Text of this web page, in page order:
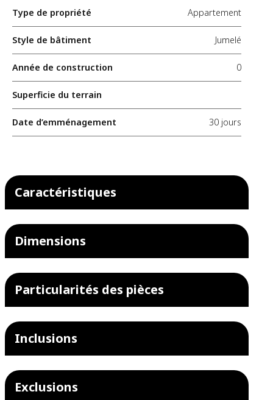
Type de propriété Appartement
Style de bâtiment Jumelé
Année de construction 0
Superficie du terrain
Date d’emménagement 30 jours
Caractéristiques
Dimensions
Particularités des pièces
Inclusions
Exclusions